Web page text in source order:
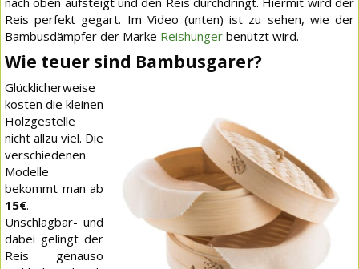
Reis perfekt gegart. Im Video (unten) ist zu sehen, wie der
Bambusdämpfer der Marke Reishunger benutzt wird.
Wie teuer sind Bambusgarer?
Glücklicherweise
kosten die kleinen
Holzgestelle
nicht allzu viel. Die
verschiedenen
Modelle
bekommt man ab
15€.
Unschlagbar- und
dabei gelingt der
Reis genauso